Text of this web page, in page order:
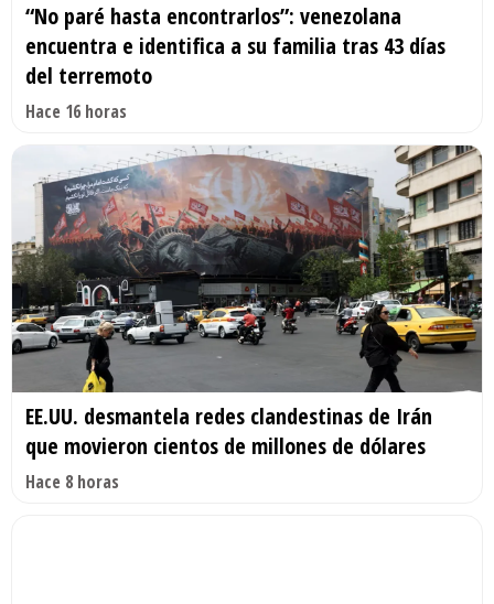
“No paré hasta encontrarlos”: venezolana
encuentra e identifica a su familia tras 43 días
del terremoto
Hace 16 horas
EE.UU. desmantela redes clandestinas de Irán
que movieron cientos de millones de dólares
Hace 8 horas